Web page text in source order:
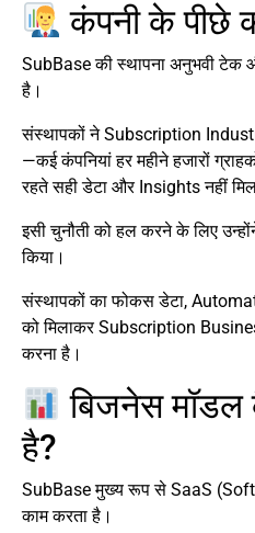
कंपनी के पीछे
SubBase की स्थापना अनुभवी टेक
है।
संस्थापकों ने Subscription
—कई कंपनियां हर महीने हजारों
रहते सही डेटा और Insights नहीं
इसी चुनौती को हल करने के लिए
किया।
संस्थापकों का फोकस डेटा,
को मिलाकर Subscription
करना है।
बिजनेस
है?
SubBase मुख्य रूप से SaaS
काम करता है।